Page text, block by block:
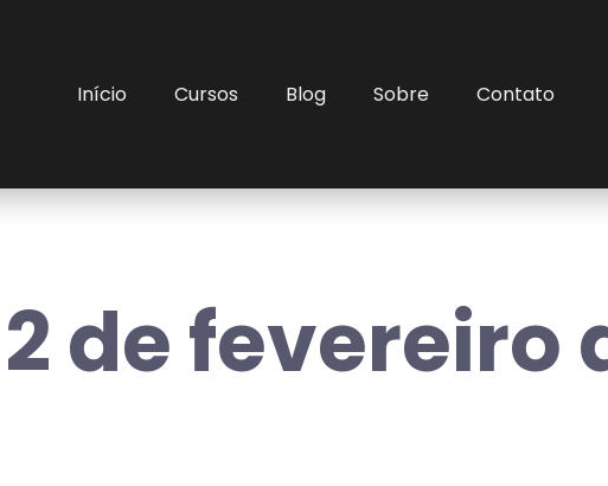
Início Cursos Blog Sobre Contato
2 de fevereiro